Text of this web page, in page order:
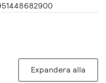
Expandera alla